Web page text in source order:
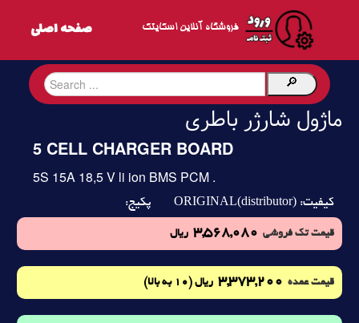
فروشگاه آنلاین اسکایتک
ماژول شارژر باطری
5 CELL CHARGER BOARD
5S 15A 18,5 V li ion BMS PCM .
کیفیت: ORIGINAL(distributor) پکیج:
قیمت تک فروشی 3,568,080 ریال
قیمت عمده 3,373,200 ریال (10 به بالا)